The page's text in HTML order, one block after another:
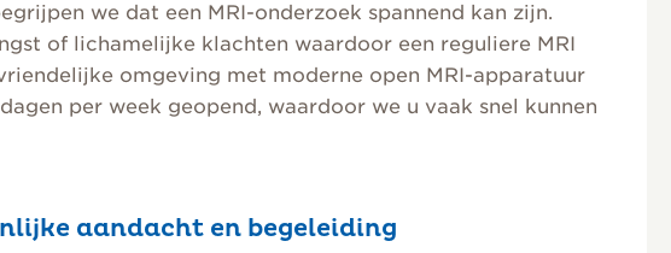
we dat een MRI-onderzoek spannend kan zijn.
of lichamelijke klachten waardoor een reguliere MRI
omgeving met moderne open MRI-apparatuur
per week geopend, waardoor we u vaak snel kunnen
aandacht en begeleiding